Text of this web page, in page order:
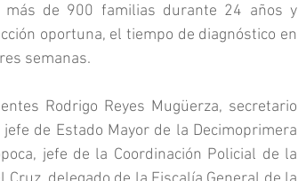
más de 900 familias durante 24 años y
oportuna, el tiempo de diagnóstico en
semanas.
Rodrigo Reyes Mugüerza, secretario
de Estado Mayor de la Decimoprimera
jefe de la Coordinación Policial de la